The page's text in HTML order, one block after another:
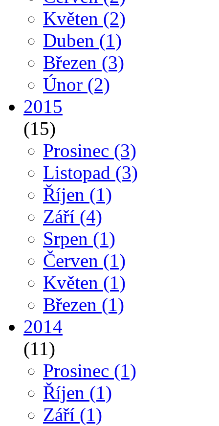
Květen (2)
Duben (1)
Březen (3)
Únor (2)
2015
(15)
Prosinec (3)
Listopad (3)
Říjen (1)
Září (4)
Srpen (1)
Červen (1)
Květen (1)
Březen (1)
2014
(11)
Prosinec (1)
Říjen (1)
Září (1)